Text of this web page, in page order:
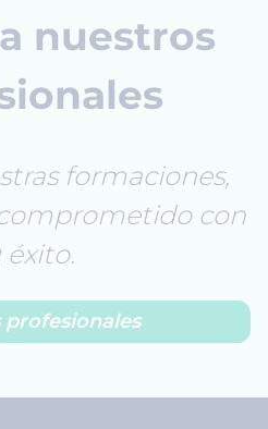
nuestros
formaciones,
con
éxito.
profesionales